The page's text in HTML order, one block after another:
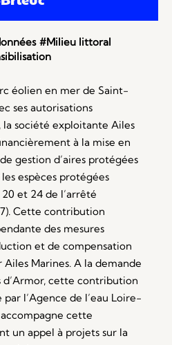
#Milieu littoral
éolien en mer de Saint-
ses autorisations
société exploitante Ailes
à la mise en
gestion d’aires protégées
espèces protégées
et 24 de l’arrêté
Cette contribution
des mesures
et de compensation
Ailes Marines. A la demande
d’Armor, cette contribution
l’Agence de l’eau Loire-
accompagne cette
un appel à projets sur la